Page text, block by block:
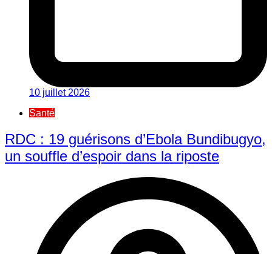
10 juillet 2026
Santé
RDC : 19 guérisons d’Ebola Bundibugyo,
un souffle d’espoir dans la riposte